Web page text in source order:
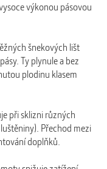
výkonou pásovou
šnekových lišt
Ty plynule a bez
plodinu klasem
při sklizni různých
Přechod mezi
doplňků.